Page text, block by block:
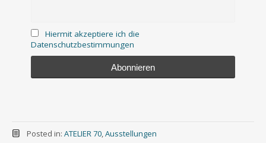
Hier­mit akzep­tie­re ich die
Datenschutzbestimmungen
Posted in: ATELIER 70, Ausstellungen